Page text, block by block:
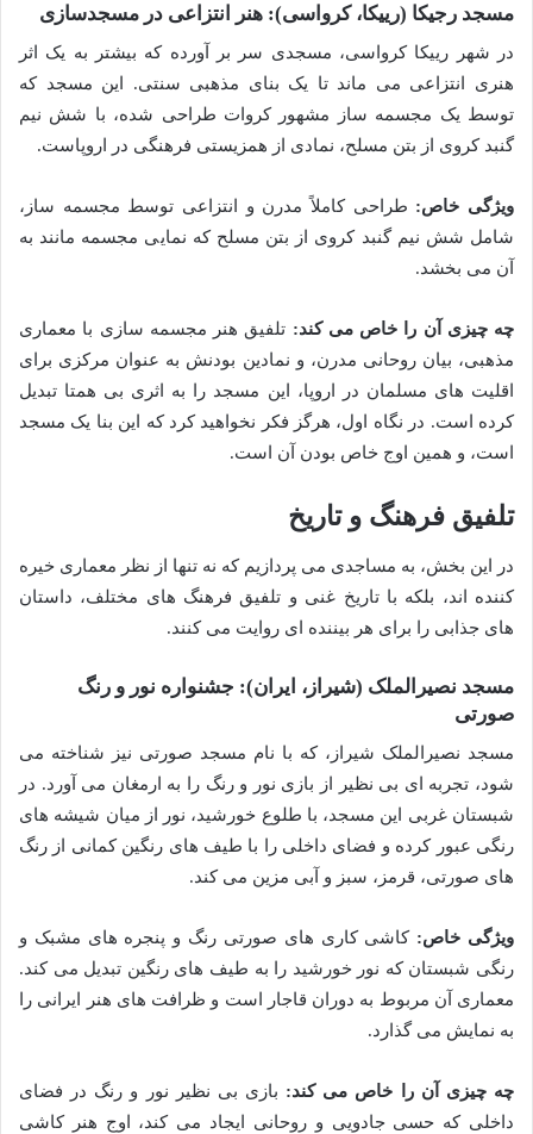
مسجد رجیکا (رییکا، کرواسی): هنر انتزاعی در مسجدسازی
در شهر رییکا کرواسی، مسجدی سر بر آورده که بیشتر به یک اثر
هنری انتزاعی می ماند تا یک بنای مذهبی سنتی. این مسجد که
توسط یک مجسمه ساز مشهور کروات طراحی شده، با شش نیم
گنبد کروی از بتن مسلح، نمادی از همزیستی فرهنگی در اروپاست.
ویژگی خاص: طراحی کاملاً مدرن و انتزاعی توسط مجسمه ساز،
شامل شش نیم گنبد کروی از بتن مسلح که نمایی مجسمه مانند به
آن می بخشد.
چه چیزی آن را خاص می کند: تلفیق هنر مجسمه سازی با معماری
مذهبی، بیان روحانی مدرن، و نمادین بودنش به عنوان مرکزی برای
اقلیت های مسلمان در اروپا، این مسجد را به اثری بی همتا تبدیل
کرده است. در نگاه اول، هرگز فکر نخواهید کرد که این بنا یک مسجد
است، و همین اوج خاص بودن آن است.
تلفیق فرهنگ و تاریخ
در این بخش، به مساجدی می پردازیم که نه تنها از نظر معماری خیره
کننده اند، بلکه با تاریخ غنی و تلفیق فرهنگ های مختلف، داستان
های جذابی را برای هر بیننده ای روایت می کنند.
مسجد نصیرالملک (شیراز، ایران): جشنواره نور و رنگ
صورتی
مسجد نصیرالملک شیراز، که با نام مسجد صورتی نیز شناخته می
شود، تجربه ای بی نظیر از بازی نور و رنگ را به ارمغان می آورد. در
شبستان غربی این مسجد، با طلوع خورشید، نور از میان شیشه های
رنگی عبور کرده و فضای داخلی را با طیف های رنگین کمانی از رنگ
های صورتی، قرمز، سبز و آبی مزین می کند.
ویژگی خاص: کاشی کاری های صورتی رنگ و پنجره های مشبک و
رنگی شبستان که نور خورشید را به طیف های رنگین تبدیل می کند.
معماری آن مربوط به دوران قاجار است و ظرافت های هنر ایرانی را
به نمایش می گذارد.
چه چیزی آن را خاص می کند: بازی بی نظیر نور و رنگ در فضای
داخلی که حسی جادویی و روحانی ایجاد می کند، اوج هنر کاشی